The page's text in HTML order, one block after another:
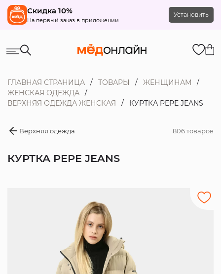
Скидка 10%
На первый заказ в приложении
Установить
ГЛАВНАЯ СТРАНИЦА ТОВАРЫ
ЖЕНЩИНАМ
ЖЕНСКАЯ ОДЕЖДА
ВЕРХНЯЯ ОДЕЖДА ЖЕНСКАЯ
КУРТКА PEPE JEANS
Верхняя одежда 806 товаров
КУРТКА PEPE JEANS